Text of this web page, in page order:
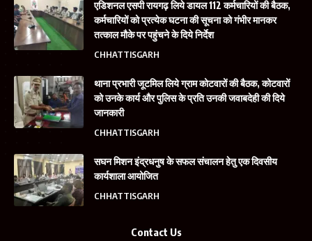
एडिशनल एसपी रायगढ़ लिये डायल 112 कर्मचारियों की बैठक,
कर्मचारियों को प्रत्येक घटना की सूचना को गंभीर मानकर
तत्काल मौके पर पहुंचने के दिये निर्देश
CHHATTISGARH
थाना प्रभारी जूटमिल लिये ग्राम कोटवारों की बैठक, कोटवारों
को उनके कार्य और पुलिस के प्रति उनकी जवाबदेही की दिये
जानकारी
CHHATTISGARH
सघन मिशन इंद्रधनुष के सफल संचालन हेतु एक दिवसीय
कार्यशाला आयोजित
CHHATTISGARH
Contact Us